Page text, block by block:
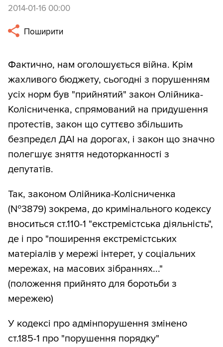
2014-01-16 00:00
Поширити
Фактично, нам оголошується війна. Крім
жахливого бюджету, сьогодні з порушенням
усіх норм був "прийнятий" закон Олійника-
Колісниченка, спрямований на придушення
протестів, закон що суттєво збільшить
безпредєл ДАІ на дорогах, і закон що значно
полегшує зняття недоторканності з
депутатів.
Так, законом Олійника-Колісниченка
(№3879) зокрема, до кримінального кодексу
вноситься ст.110-1 "екстремістська діяльність",
де і про "поширення екстремістських
матеріалів у мережі інтерет, у соціальних
мережах, на масових зібраннях..."
(положення прийнято для боротьби з
мережею)
У кодексі про адмінпорушення змінено
ст.185-1 про "порушення порядку"